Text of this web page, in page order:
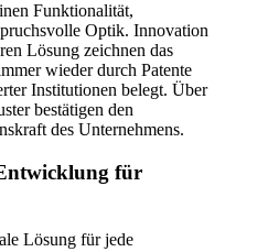
Funktionalität,
Optik. Innovation
Lösung zeichnen das
wieder durch Patente
Institutionen belegt. Über
bestätigen den
des Unternehmens.
für
Lösung für jede